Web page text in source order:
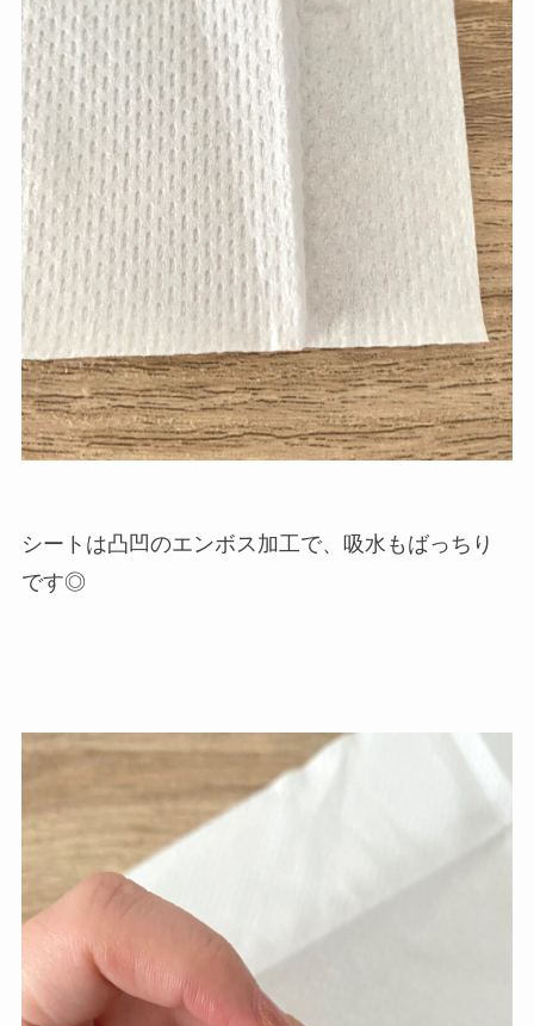
シートは凸凹のエンボス加工で、吸水もばっちり
です◎